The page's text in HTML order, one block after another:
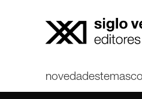
novedadestemas